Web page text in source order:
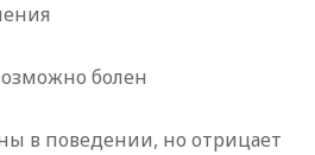
болен
в поведении, но отрицает